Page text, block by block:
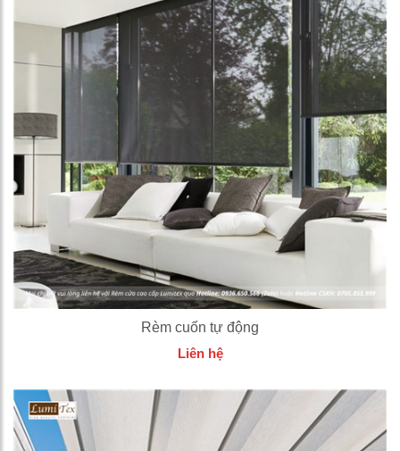
Rèm cuốn tự động
Liên hệ